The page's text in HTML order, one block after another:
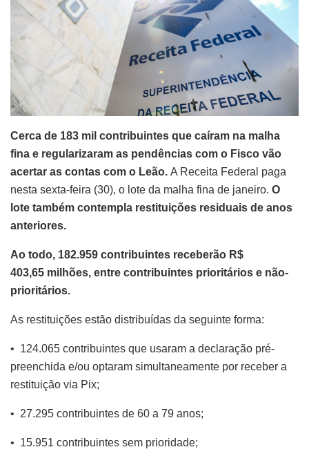
Cerca de 183 mil contribuintes que caíram na malha
fina e regularizaram as pendências com o Fisco vão
acertar as contas com o Leão. A Receita Federal paga
nesta sexta-feira (30), o lote da malha fina de janeiro. O
lote também contempla restituições residuais de anos
anteriores.
Ao todo, 182.959 contribuintes receberão R$
403,65 milhões, entre contribuintes prioritários e não-
prioritários.
As restituições estão distribuídas da seguinte forma:
• 124.065 contribuintes que usaram a declaração pré-
preenchida e/ou optaram simultaneamente por receber a
restituição via Pix;
• 27.295 contribuintes de 60 a 79 anos;
• 15.951 contribuintes sem prioridade;